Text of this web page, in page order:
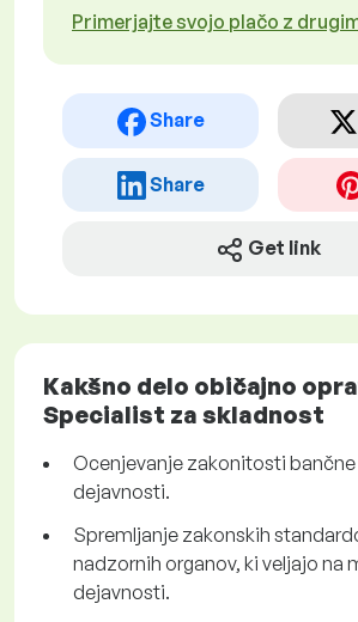
Primerjajte svojo plačo z
Share
Share
Get link
Kakšno delo običajno
Specialist za skladnost
Ocenjevanje zakonitosti
dejavnosti.
Spremljanje zakonskih
nadzornih organov, ki veljajo na
dejavnosti.